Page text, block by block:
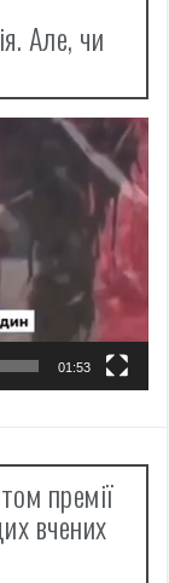
Але, чи
01:53
премії
вчених